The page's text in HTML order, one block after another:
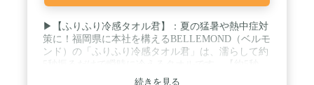
▶【ふりふり冷感タオル君】：夏の猛暑や熱中症対
策に！福岡県に本社を構えるBELLEMOND（ベルモ
ンド）の「ふりふり冷感タオル君」は、濡らして約
で-13℃】：お湯で温めたタオルを絞り、約5秒間振
続きを見る